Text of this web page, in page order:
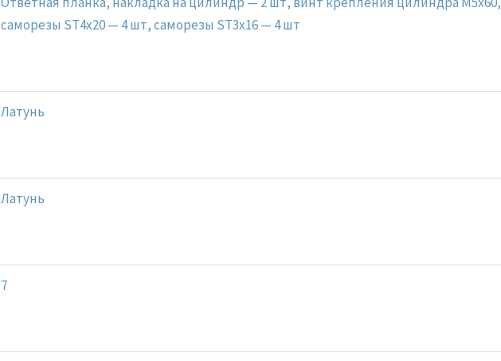
саморезы ST4x20 — 4 шт, саморезы ST3x16 — 4 шт
Латунь
Латунь
7